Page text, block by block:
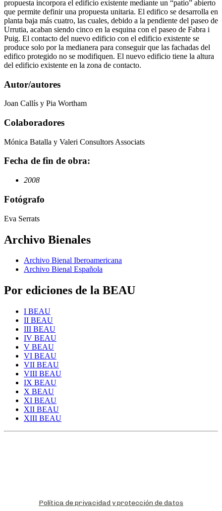
propuesta incorpora el edificio existente mediante un “patio” abierto
que permite definir una propuesta unitaria. El edifico se desarrolla en
planta baja más cuatro, las cuales, debido a la pendiente del paseo de
Urrutia, acaban siendo cinco en la esquina con el paseo de Fabra i
Puig. El contacto del nuevo edificio con el edificio existente se
produce solo por la medianera para conseguir que las fachadas del
edifico protegido no se modifiquen. El nuevo edificio tiene la altura
del edificio existente en la zona de contacto.
Autor/autores
Joan Callís y Pia Wortham
Colaboradores
Mónica Batalla y Valeri Consultors Associats
Fecha de fin de obra:
2008
Fotógrafo
Eva Serrats
Archivo Bienales
Archivo Bienal Iberoamericana
Archivo Bienal Española
Por ediciones de la BEAU
I BEAU
II BEAU
III BEAU
IV BEAU
V BEAU
VI BEAU
VII BEAU
VIII BEAU
IX BEAU
X BEAU
XI BEAU
XII BEAU
XIII BEAU
Política de privacidad y protección de datos